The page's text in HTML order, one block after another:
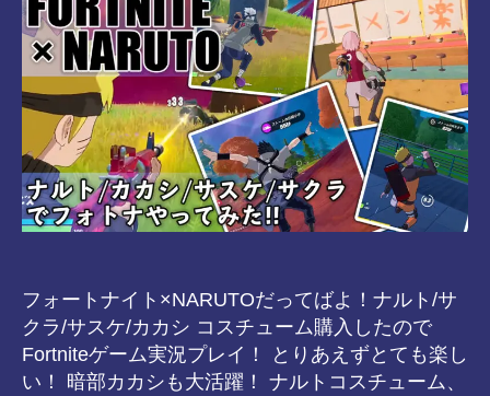
vr
フォートナイト×NARUTOだってばよ！ナルト/サ
クラ/サスケ/カカシ コスチューム購入したので
Fortniteゲーム実況プレイ！ とりあえずとても楽し
い！ 暗部カカシも大活躍！ ナルトコスチューム、